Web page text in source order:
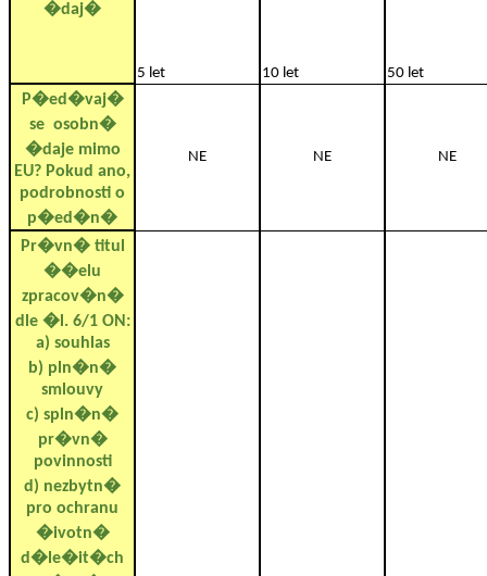
�daj�
5 let 10 let 50 let
P�ed�vaj�
se osobn�
�daje mimo
EU? Pokud ano,
podrobnosti o
p�ed�n�
NE NE NE
Pr�vn� titul
��elu
zpracov�n�
dle �l. 6/1 ON:
a) souhlas
b) pln�n�
smlouvy
c) spln�n�
pr�vn�
povinnosti
d) nezbytn�
pro ochranu
�ivotn�
d�le�it�ch